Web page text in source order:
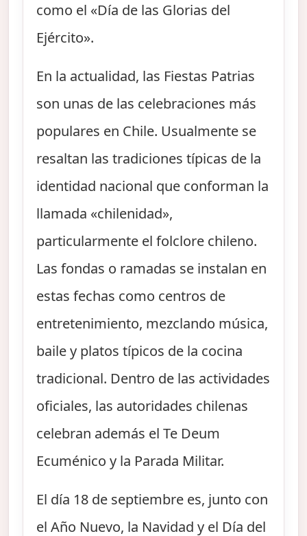
como el «Día de las Glorias del
Ejército».
En la actualidad, las Fiestas Patrias
son unas de las celebraciones más
populares en Chile. Usualmente se
resaltan las tradiciones típicas de la
identidad nacional que conforman la
llamada «chilenidad»,
particularmente el folclore chileno.
Las fondas o ramadas se instalan en
estas fechas como centros de
entretenimiento, mezclando música,
baile y platos típicos de la cocina
tradicional. Dentro de las actividades
oficiales, las autoridades chilenas
celebran además el Te Deum
Ecuménico y la Parada Militar.
El día 18 de septiembre es, junto con
el Año Nuevo, la Navidad y el Día del